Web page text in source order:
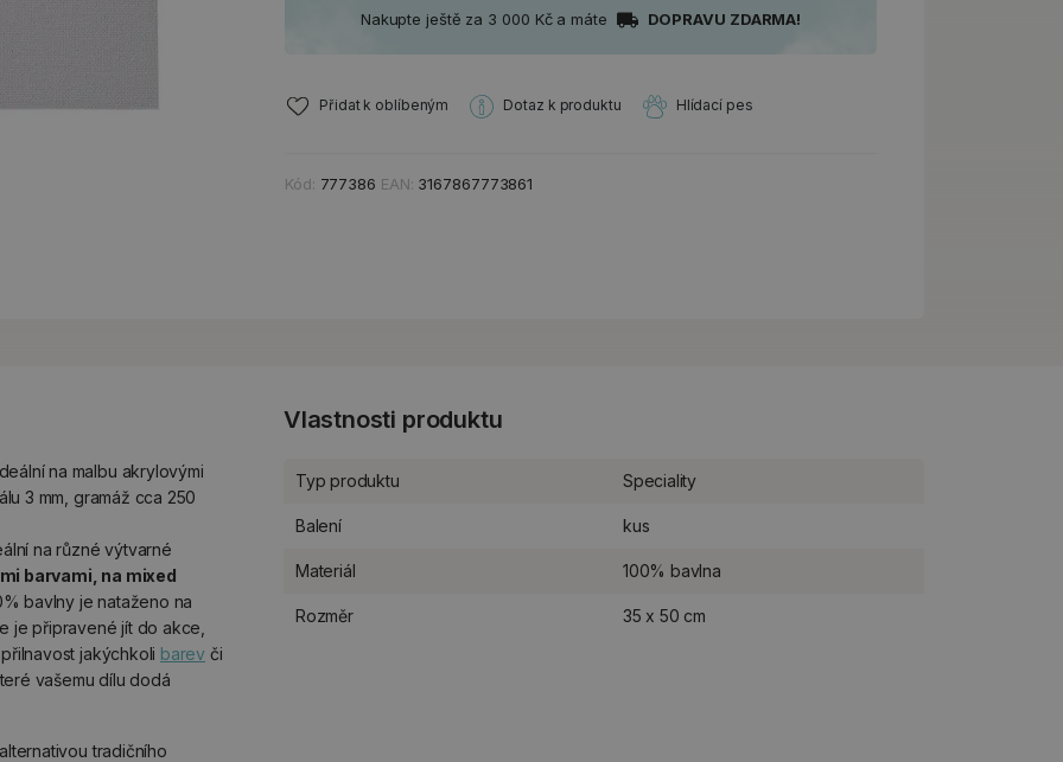
Nakupte ještě za 3 000 Kč a máte DOPRAVU ZDARMA!
Přidat k oblíbeným Dotaz k produktu Hlídací pes
Kód: 777386 EAN: 3167867773861
na malbu akrylovými
3 mm, gramáž cca 250
na různé výtvarné
barvami, na mixed
bavlny je nataženo na
je připravené jít do akce,
jakýchkoli barev či
vašemu dílu dodá
tradičního
Vlastnosti produktu
Typ produktu Speciality
Balení kus
Materiál 100% bavlna
Rozměr 35 x 50 cm